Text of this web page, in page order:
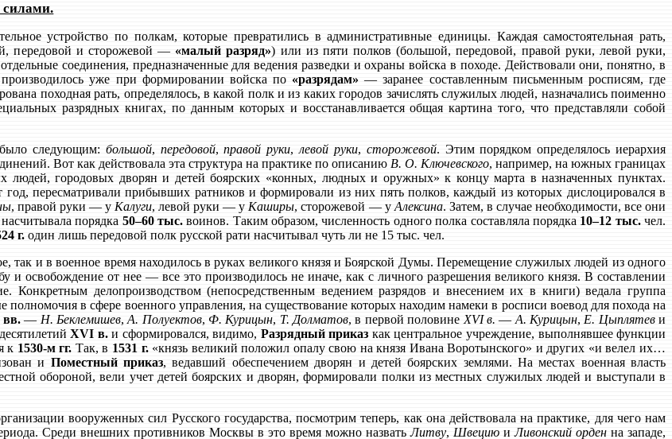
силами.
устройство по полкам, которые превратились в административные единицы. Каждая самостоятельная рать,
передовой и сторожевой — «малый разряд») или из пяти полков (большой, передовой, правой руки, левой руки,
соединения, предназначенные для ведения разведки и охраны войска в походе. Действовали они, понятно, в
уже при формировании войска по «разрядам» — заранее составленным письменным росписям, где
походная рать, определялось, в какой полк и из каких городов зачислять служилых людей, назначались поименно
разрядных книгах, по данным которых и восстанавливается общая картина того, что представляли собой
было следующим: большой, передовой,правой руки,левой руки, сторожевой. Этим порядком определялось иерархия
Вот как действовала эта структура на практике по описанию В. О. Ключевского, например, на южных границах
людей, городовых дворян и детей боярских «конных, людных и оружных» к концу марта в назначенных пунктах.
год, пересматривали прибывших ратников и формировали из них пять полков, каждый из которых дислоцировался в
, правой руки — у Калуги, левой руки — у Каширы, сторожевой — у Алексина. Затем, в случае необходимости, все они
порядка 50–60 тыс.воинов. Таким образом, численность одного полка составляла порядка 10–12 тыс.чел.
г. один лишь передовой полк русской рати насчитывал чуть ли не 15 тыс. чел.
так и в военное время находилось в руках великого князя и Боярской Думы. Перемещение служилых людей из одного
и освобождение от нее — все это производилось не иначе, как с личного разрешения великого князя. В составлении
Конкретным делопроизводством (непосредственным ведением разрядов и внесением их в книги) ведала группа
полномочия в сфере военного управления, на существование которых находим намеки в росписи воевод для похода на
— Н. Беклемишев,А. Полуектов, Ф. Курицын, Т. Долматов, в первой половине XVI в. — А. Курицын, Е. Цыплятеви
XVI в.и сформировался, видимо, Разрядный приказ как центральное учреждение, выполнявшее функции
к 1530-м гг. Так, в 1531 г.«князь великий положил опалу свою на князя Ивана Воротынского» и других «и велел их…
и Поместный приказ, ведавший обеспечением дворян и детей боярских землями. На местах военная власть
обороной, вели учет детей боярских и дворян, формировали полки из местных служилых людей и выступали в
вооруженных сил Русского государства, посмотрим теперь, как она действовала на практике, для чего нам
Среди внешних противников Москвы в это время можно назватьЛитву, Швецию иЛивонский орден на западе,